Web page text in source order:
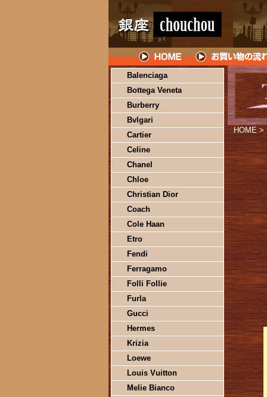
Balenciaga
Bottega Veneta
Burberry
Bvlgari
Cartier
Celine
Chanel
Chloe
Christian Dior
Coach
Cole Haan
Etro
Fendi
Ferragamo
Folli Follie
Furla
Gucci
Hermes
Krizia
Loewe
Louis Vuitton
Melie Bianco
HOME >